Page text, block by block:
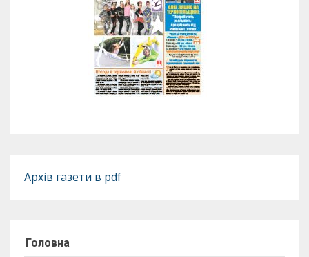
Архів газети в pdf
Головна